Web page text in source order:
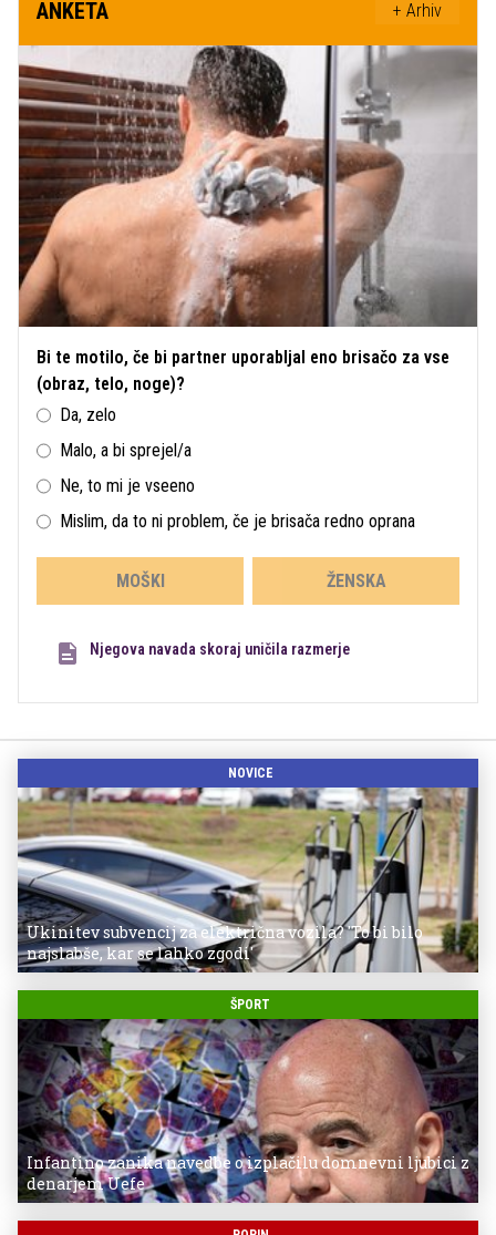
ANKETA + Arhiv
Bi te motilo, če bi partner uporabljal eno brisačo za vse
(obraz, telo, noge)?
Da, zelo
Malo, a bi sprejel/a
Ne, to mi je vseeno
Mislim, da to ni problem, če je brisača redno oprana
MOŠKI ŽENSKA
Njegova navada skoraj uničila razmerje
NOVICE
Ukinitev subvencij za električna vozila? 'To bi bilo
najslabše, kar se lahko zgodi'
ŠPORT
Infantino zanika navedbe o izplačilu domnevni ljubici z
denarjem Uefe